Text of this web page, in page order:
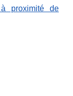
proximité de